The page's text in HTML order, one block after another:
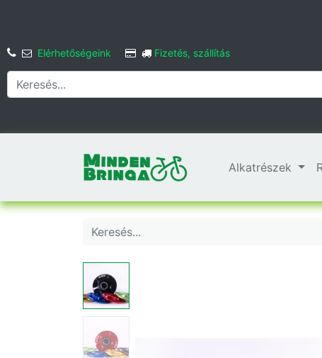
Elérhetőségeink Fizetés, szállítás
Alkatrészek